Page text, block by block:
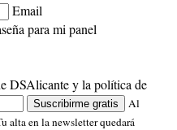
Email
para mi panel
DSAlicante y la política de
Suscribirme gratis
Al
alta en la newsletter quedará